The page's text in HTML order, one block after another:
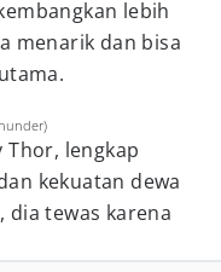
lebih
menarik dan bisa
Thor, lengkap
kekuatan dewa
tewas karena